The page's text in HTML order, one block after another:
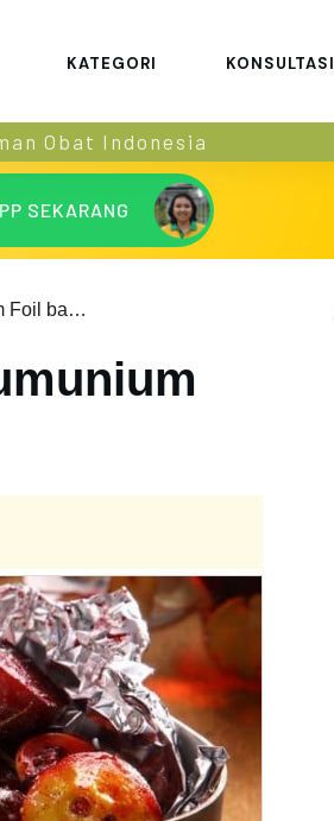
KATEGORI KONSULTASI
Obat Indonesia
SEKARANG
Benarkah Ada Bahaya Alumunium Foil bagi Kesehatan?